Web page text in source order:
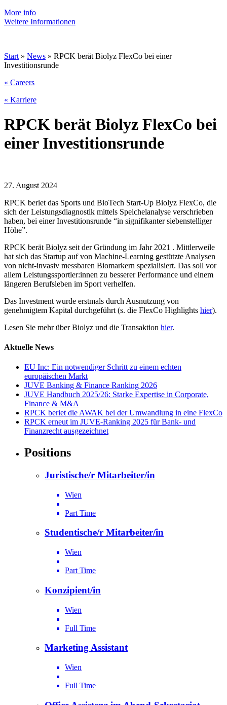
More info
Weitere Informationen
Start » News » RPCK berät Biolyz FlexCo bei einer
Investitionsrunde
« Careers
« Karriere
RPCK berät Biolyz FlexCo bei
einer Investitionsrunde
27. August 2024
RPCK beriet das Sports und BioTech Start-Up Biolyz FlexCo, die
sich der Leistungsdiagnostik mittels Speichelanalyse verschrieben
haben, bei einer Investitionsrunde “in signifikanter siebenstelliger
Höhe”.
RPCK berät Biolyz seit der Gründung im Jahr 2021 . Mittlerweile
hat sich das Startup auf von Machine-Learning gestützte Analysen
von nicht-invasiv messbaren Biomarkern spezialisiert. Das soll vor
allem Leistungssportler:innen zu besserer Performance und einem
längeren Berufsleben im Sport verhelfen.
Das Investment wurde erstmals durch Ausnutzung von
genehmigtem Kapital durchgeführt (s. die FlexCo Highlights hier).
Lesen Sie mehr über Biolyz und die Transaktion hier.
Aktuelle News
EU Inc: Ein notwendiger Schritt zu einem echten
europäischen Markt
JUVE Banking & Finance Ranking 2026
JUVE Handbuch 2025/26: Starke Expertise in Corporate,
Finance & M&A
RPCK beriet die AWAK bei der Umwandlung in eine FlexCo
RPCK erneut im JUVE-Ranking 2025 für Bank- und
Finanzrecht ausgezeichnet
Positions
Juristische/r Mitarbeiter/in
Wien
Part Time
Studentische/r Mitarbeiter/in
Wien
Part Time
Konzipient/in
Wien
Full Time
Marketing Assistant
Wien
Full Time